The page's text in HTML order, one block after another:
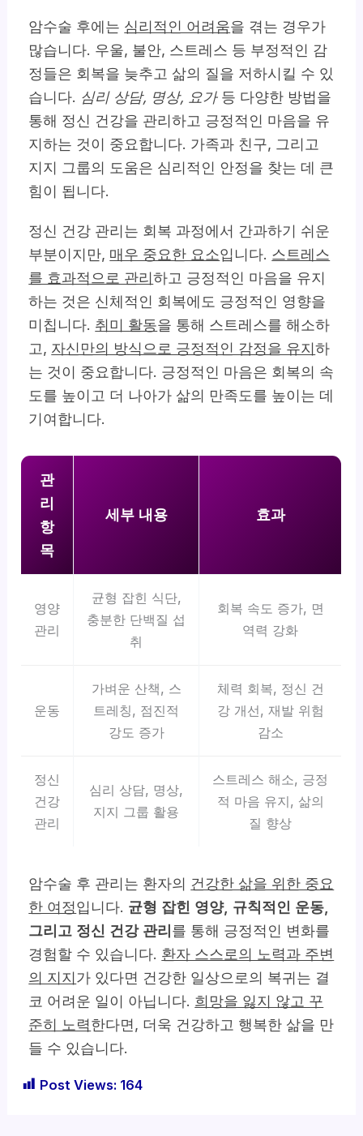
암수술 후에는 심리적인 어려움을 겪는 경우가
많습니다. 우울, 불안, 스트레스 등 부정적인 감
정들은 회복을 늦추고 삶의 질을 저하시킬 수 있
습니다. 심리 상담, 명상, 요가등 다양한 방법을
통해 정신 건강을 관리하고 긍정적인 마음을 유
지하는 것이 중요합니다. 가족과 친구, 그리고
지지 그룹의 도움은 심리적인 안정을 찾는 데 큰
힘이 됩니다.
정신 건강 관리는 회복 과정에서 간과하기 쉬운
부분이지만, 매우 중요한 요소입니다. 스트레스
를 효과적으로 관리하고 긍정적인 마음을 유지
하는 것은 신체적인 회복에도 긍정적인 영향을
미칩니다. 취미 활동을 통해 스트레스를 해소하
고, 자신만의 방식으로 긍정적인 감정을 유지하
는 것이 중요합니다. 긍정적인 마음은 회복의 속
도를 높이고 더 나아가 삶의 만족도를 높이는 데
기여합니다.
관
리
항
목
세부 내용 효과
영양
관리
균형 잡힌 식단,
충분한 단백질 섭
취
회복 속도 증가, 면
역력 강화
운동
가벼운 산책, 스
트레칭, 점진적
강도 증가
체력 회복, 정신 건
강 개선, 재발 위험
감소
정신
건강
관리
심리 상담, 명상,
지지 그룹 활용
스트레스 해소, 긍정
적 마음 유지, 삶의
질 향상
암수술 후 관리는 환자의 건강한 삶을 위한 중요
한 여정입니다. 균형 잡힌 영양, 규칙적인 운동,
그리고 정신 건강 관리 를 통해 긍정적인 변화를
경험할 수 있습니다. 환자 스스로의 노력과 주변
의 지지가 있다면 건강한 일상으로의 복귀는 결
코 어려운 일이 아닙니다. 희망을 잃지 않고 꾸
준히 노력한다면, 더욱 건강하고 행복한 삶을 만
들 수 있습니다.
Post Views: 164